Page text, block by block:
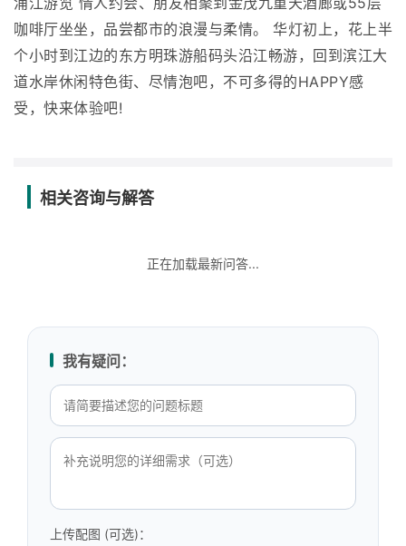
咖啡厅坐坐，品尝都市的浪漫与柔情。 华灯初上，花上半
个小时到江边的东方明珠游船码头沿江畅游，回到滨江大
道水岸休闲特色街、尽情泡吧，不可多得的HAPPY感
受，快来体验吧!
相关咨询与解答
正在加载最新问答...
我有疑问：
上传配图 (可选)：